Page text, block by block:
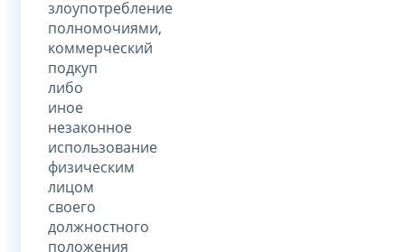
злоупотребление
полномочиями,
коммерческий
подкуп
либо
иное
незаконное
использование
физическим
лицом
своего
должностного
положения